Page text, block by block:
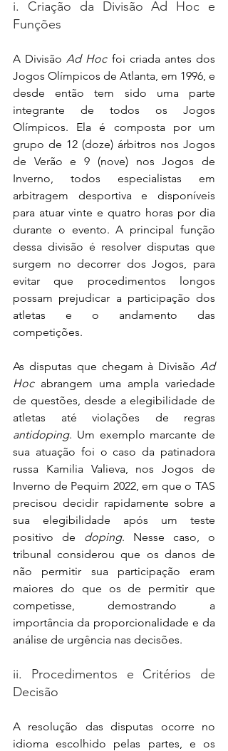
i. Criação da Divisão Ad Hoc e
Funções
A Divisão Ad Hoc foi criada antes dos
Jogos Olímpicos de Atlanta, em 1996, e
desde então tem sido uma parte
integrante de todos os Jogos
Olímpicos. Ela é composta por um
grupo de 12 (doze) árbitros nos Jogos
de Verão e 9 (nove) nos Jogos de
Inverno, todos especialistas em
arbitragem desportiva e disponíveis
para atuar vinte e quatro horas por dia
durante o evento. A principal função
dessa divisão é resolver disputas que
surgem no decorrer dos Jogos, para
evitar que procedimentos longos
possam prejudicar a participação dos
atletas e o andamento das
competições.
As disputas que chegam à Divisão Ad
Hoc abrangem uma ampla variedade
de questões, desde a elegibilidade de
antidoping. Um exemplo marcante de
sua atuação foi o caso da patinadora
russa Kamilia Valieva, nos Jogos de
Inverno de Pequim 2022, em que o TAS
precisou decidir rapidamente sobre a
sua elegibilidade após um teste
positivo de doping. Nesse caso, o
tribunal considerou que os danos de
não permitir sua participação eram
maiores do que os de permitir que
competisse, demostrando a
importância da proporcionalidade e da
análise de urgência nas decisões.
ii. Procedimentos e Critérios de
Decisão
A resolução das disputas ocorre no
idioma escolhido pelas partes, e os